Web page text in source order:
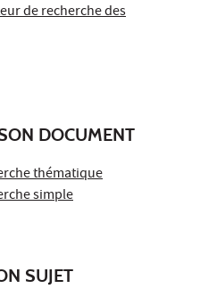
de recherche des
DOCUMENT
thématique
simple
SUJET